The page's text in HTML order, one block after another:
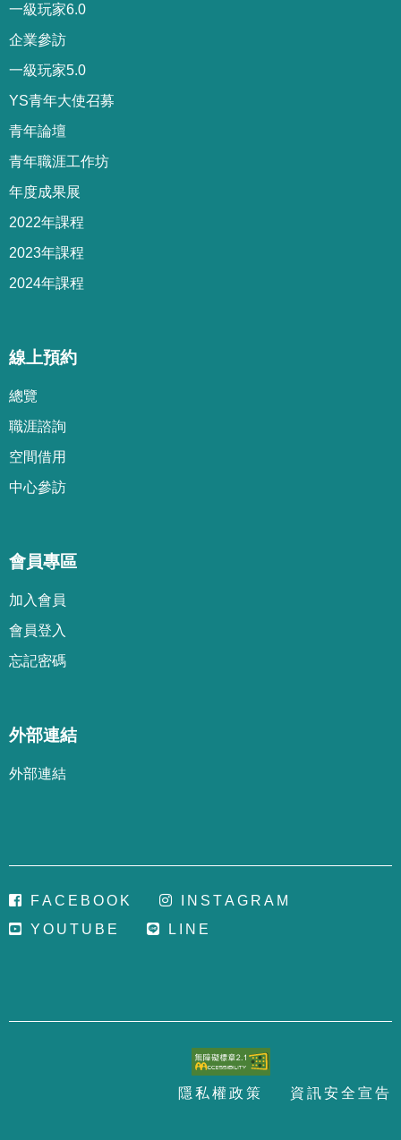
一級玩家6.0
企業參訪
一級玩家5.0
YS青年大使召募
青年論壇
青年職涯工作坊
年度成果展
2022年課程
2023年課程
2024年課程
線上預約
總覽
職涯諮詢
空間借用
中心參訪
會員專區
加 入會 員
會 員登 入
忘記密碼
外部連結
外部連結
FA C E B OO K N S TA G R A M
Y O U T U B E L N E
隱 私 權政 策 資 訊安全 宣 告